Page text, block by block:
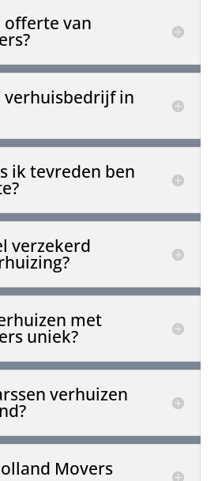
offerte van
verhuisbedrijf in
ik tevreden ben
verzekerd
met
uniek?
verhuizen
Movers